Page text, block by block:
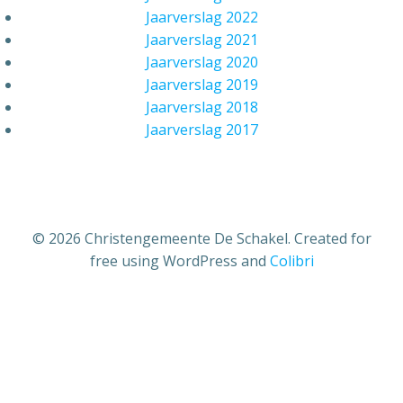
Jaarverslag 2022
Jaarverslag 2021
Jaarverslag 2020
Jaarverslag 2019
Jaarverslag 2018
Jaarverslag 2017
© 2026 Christengemeente De Schakel. Created for
free using WordPress and Colibri